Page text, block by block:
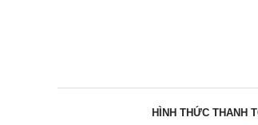
HÌNH THỨC THANH